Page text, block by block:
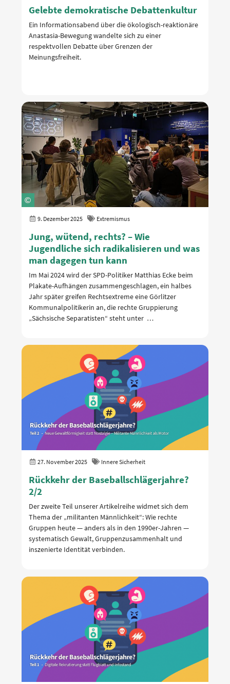
Gelebte demokratische Debattenkultur
Ein Informationsabend über die ökologisch-reaktionäre
Anastasia-Bewegung wandelte sich zu einer
respektvollen Debatte über Grenzen der
Meinungsfreiheit.
9. Dezember 2025 Extremismus
Jung, wütend, rechts? – Wie
Jugendliche sich radikalisieren und was
man dagegen tun kann
Im Mai 2024 wird der SPD-Politiker Matthias Ecke beim
Plakate-Aufhängen zusammengeschlagen, ein halbes
Jahr später greifen Rechtsextreme eine Görlitzer
Kommunalpolitikerin an, die rechte Gruppierung
„Sächsische Separatisten“ steht unter …
27. November 2025 Innere Sicherheit
Rückkehr der Baseballschlägerjahre?
2/2
Der zweite Teil unserer Artikelreihe widmet sich dem
Thema der „militanten Männlichkeit“: Wie rechte
Gruppen heute — anders als in den 1990er-Jahren —
systematisch Gewalt, Gruppenzusammenhalt und
inszenierte Identität verbinden.